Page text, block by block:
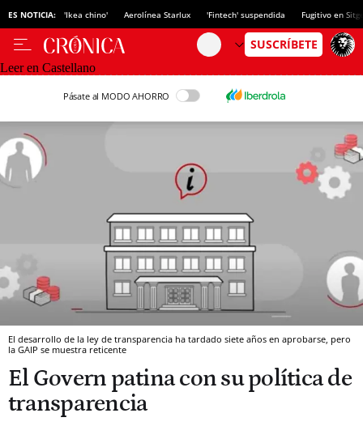
ES NOTICIA: 'Ikea chino' Aerolínea Starlux 'Fintech' suspendida Fugitivo en
Leer en Castellano
Pásate al MODO AHORRO
El desarrollo de la ley de transparencia ha tardado siete años en aprobarse, pero
la GAIP se muestra reticente
El Govern patina con su política de
transparencia